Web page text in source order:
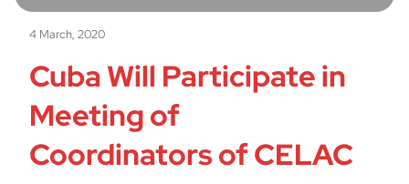
4 March, 2020
Cuba Will Participate in
Meeting of
Coordinators of CELAC